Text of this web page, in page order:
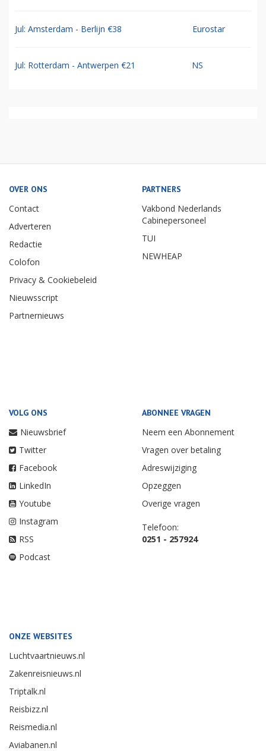
Jul: Amsterdam - Berlijn €38 Eurostar
Jul: Rotterdam - Antwerpen €21 NS
OVER ONS
Contact
Adverteren
Redactie
Colofon
Privacy & Cookiebeleid
Nieuwsscript
Partnernieuws
PARTNERS
Vakbond Nederlands
Cabinepersoneel
TUI
NEWHEAP
VOLG ONS
Nieuwsbrief
Twitter
Facebook
LinkedIn
Youtube
Instagram
RSS
Podcast
ABONNEE VRAGEN
Neem een Abonnement
Vragen over betaling
Adreswijziging
Opzeggen
Overige vragen
Telefoon:
0251 - 257924
ONZE WEBSITES
Luchtvaartnieuws.nl
Zakenreisnieuws.nl
Triptalk.nl
Reisbizz.nl
Reismedia.nl
Aviabanen.nl